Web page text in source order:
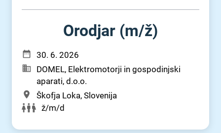
Orodjar (m⁠/⁠ž)
30. 6. 2026
DOMEL, Elektromotorji in gospodinjski
aparati, d.o.o.
Škofja Loka, Slovenija
ž/m/d